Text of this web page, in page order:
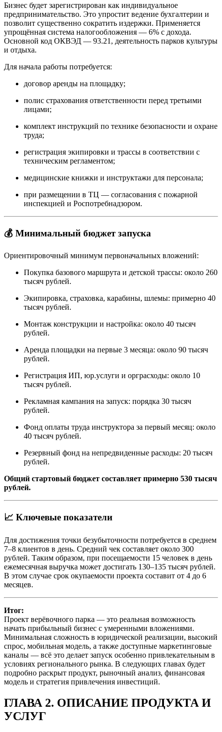
Бизнес будет зарегистрирован как индивидуальное
предпринимательство. Это упростит ведение бухгалтерии и
позволит существенно сократить издержки. Применяется
упрощённая система налогообложения — 6% с дохода.
Основной код ОКВЭД — 93.21, деятельность парков культуры
и отдыха.
Для начала работы потребуется:
договор аренды на площадку;
полис страхования ответственности перед третьими
лицами;
комплект инструкций по технике безопасности и охране
труда;
регистрация экипировки и трассы в соответствии с
техническим регламентом;
медицинские книжки и инструктажи для персонала;
при размещении в ТЦ — согласования с пожарной
инспекцией и Роспотребнадзором.
💰 Минимальный бюджет запуска
Ориентировочный минимум первоначальных вложений:
Покупка базового маршрута и детской трассы: около 260
тысяч рублей.
Экипировка, страховка, карабины, шлемы: примерно 40
тысяч рублей.
Монтаж конструкции и настройка: около 40 тысяч
рублей.
Аренда площадки на первые 3 месяца: около 90 тысяч
рублей.
Регистрация ИП, юр.услуги и орграсходы: около 10
тысяч рублей.
Рекламная кампания на запуск: порядка 30 тысяч
рублей.
Фонд оплаты труда инструктора за первый месяц: около
40 тысяч рублей.
Резервный фонд на непредвиденные расходы: 20 тысяч
рублей.
Общий стартовый бюджет составляет примерно 530 тысяч
рублей.
📈 Ключевые показатели
Для достижения точки безубыточности потребуется в среднем
7–8 клиентов в день. Средний чек составляет около 300
рублей. Таким образом, при посещаемости 15 человек в день
ежемесячная выручка может достигать 130–135 тысяч рублей.
В этом случае срок окупаемости проекта составит от 4 до 6
месяцев.
Итог:
Проект верёвочного парка — это реальная возможность
начать прибыльный бизнес с умеренными вложениями.
Минимальная сложность в юридической реализации, высокий
спрос, мобильная модель, а также доступные маркетинговые
каналы — всё это делает запуск особенно привлекательным в
условиях регионального рынка. В следующих главах будет
подробно раскрыт продукт, рыночный анализ, финансовая
модель и стратегия привлечения инвестиций.
ГЛАВА 2. ОПИСАНИЕ ПРОДУКТА И
УСЛУГ